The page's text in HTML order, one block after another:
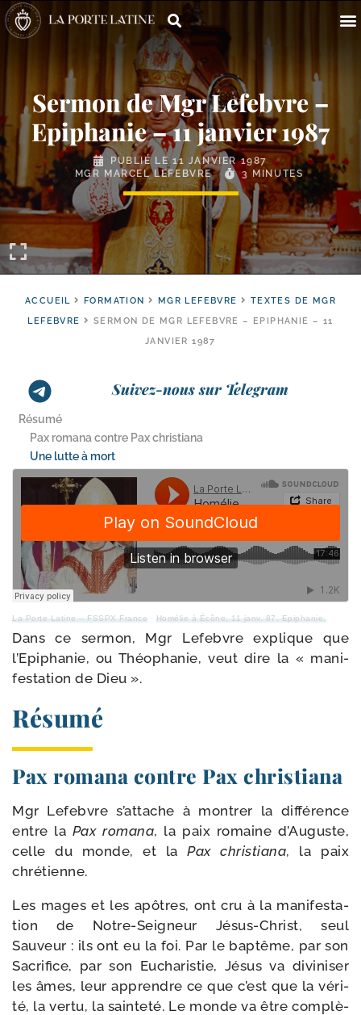
Sermon de Mgr Lefebvre –
Epiphanie – 11 janvier 1987
PUBLIÉ LE 11 JANVIER 1987
MGR MARCEL LEFEBVRE
3 MINUTES
ACCUEIL FORMATION MGR LEFEBVRE
TEXTES DE MGR
LEFEBVRE
SERMON DE MGR LEFEBVRE – EPIPHANIE – 11
JANVIER 1987
Suivez-nous sur Telegram
Résumé
Pax romana contre Pax christiana
Une lutte à mort
La Porte Latine – FSSPX France · Homélie à Écône, 11 janv. 87, Epiphanie.
Dans ce ser­mon, Mgr Lefebvre explique que
l’Epiphanie, ou Théophanie, veut dire la « mani­
fes­ta­tion de Dieu ».
Résumé
Pax romana contre Pax christiana
Mgr Lefebvre s’attache à mon­trer la dif­fé­rence
entre la Pax roma­na, la paix romaine d’Auguste,
celle du monde, et laPax chris­tia­na, la paix
chrétienne.
Les mages et les apôtres, ont cru à la mani­fes­ta­
tion de Notre-​Seigneur Jésus-​Christ, seul
Sauveur : ils ont eu la foi. Par le bap­tême, par son
Sacrifice, par son Eucharistie, Jésus va divi­ni­ser
les âmes, leur apprendre ce que c’est que la véri­
té, la ver­tu, la sain­te­té. Le monde va être com­plè­